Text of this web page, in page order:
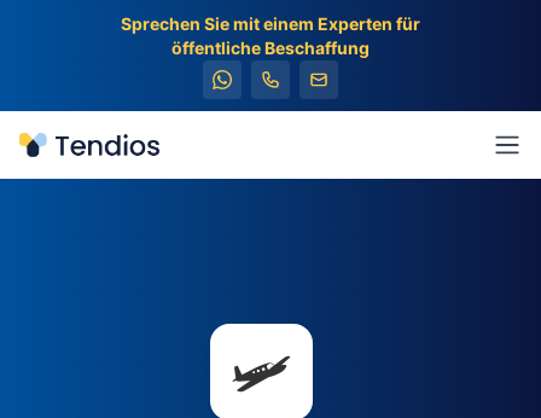
Sprechen Sie mit einem Experten für
öffentliche Beschaffung
Tendios
🛩️